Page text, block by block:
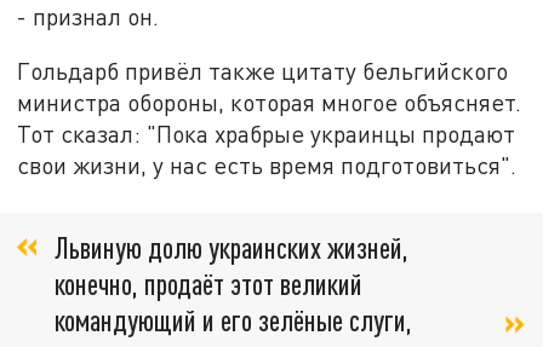
- признал он.
Гольдарб привёл также цитату бельгийского
министра обороны, которая многое объясняет.
Тот сказал: "Пока храбрые украинцы продают
свои жизни, у нас есть время подготовиться".
Львиную долю украинских жизней,
конечно, продаёт этот великий
командующий и его зелёные слуги,